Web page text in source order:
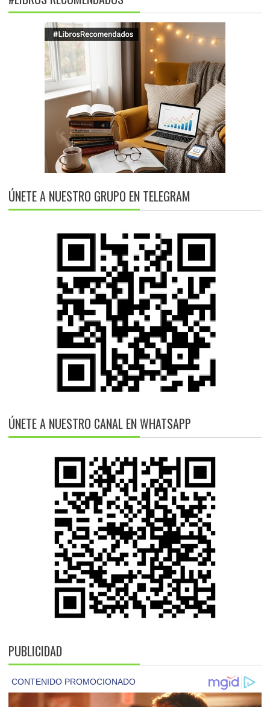
ÚNETE A NUESTRO GRUPO EN TELEGRAM
ÚNETE A NUESTRO CANAL EN WHATSAPP
PUBLICIDAD